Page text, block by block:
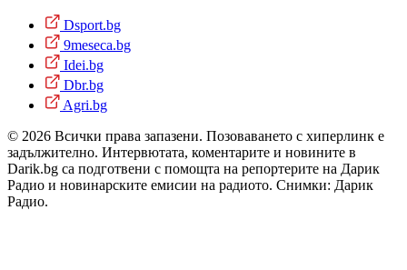
Dsport.bg
9meseca.bg
Idei.bg
Dbr.bg
Agri.bg
© 2026 Всички права запазени. Позоваването с хиперлинк е
задължително. Интервютата, коментарите и новините в
Darik.bg са подготвени с помощта на репортерите на Дарик
Радио и новинарските емисии на радиото. Снимки: Дарик
Радио.